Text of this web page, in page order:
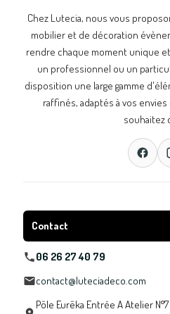
Chez Lutecia, nous vous
mobilier et de décoration
rendre chaque moment unique
un professionnel ou un
disposition une large gamme
raffinés, adaptés à vos
souhaitez
Contact
06 26 27 40 79
contact@luteciadeco.com
Pôle Eurêka Entrée A Atelier N°7